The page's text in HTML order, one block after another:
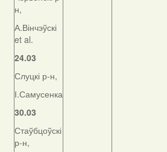
н,
А.Вінчэўскі
et al.
24.03
Слуцкі р-н,
І.Самусенка
30.03
Стаўбцоўскі
р-н,